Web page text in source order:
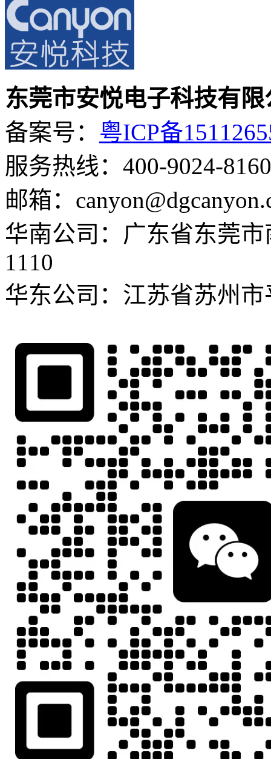
东莞市安悦电子科技有限
备案号： 粤ICP备
服务热线：400-9024-816
邮箱：
华南公司：广东省东莞
1110
华东公司：江苏省苏州